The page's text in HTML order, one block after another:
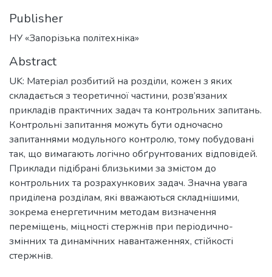
Publisher
НУ «Запорізька політехніка»
Abstract
UK: Матеріал розбитий на розділи, кожен з яких
складається з теоретичної частини, розв’язаних
прикладів практичних задач та контрольних запитань.
Контрольні запитання можуть бути одночасно
запитаннями модульного контролю, тому побудовані
так, що вимагають логічно обґрунтованих відповідей.
Приклади підібрані близькими за змістом до
контрольних та розрахункових задач. Значна увага
приділена розділам, які вважаються складнішими,
зокрема енергетичним методам визначення
переміщень, міцності стержнів при періодично-
змінних та динамічних навантаженнях, стійкості
стержнів.